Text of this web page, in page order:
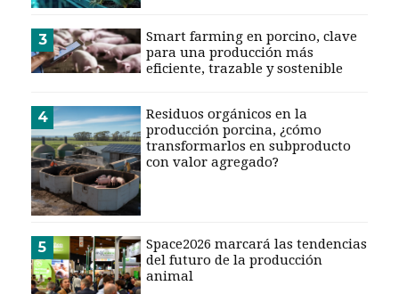
EVENTOS Y
CAPACITACIONES
DIRECTORIO
MEDIA KIT
TEMAS DESTACADOS
AVICULTURA
PRODUCCIÓN
POLLO
AVIGE
3
Smart farming en porcino, clave
para una producción más
eficiente, trazable y sostenible
4
Residuos orgánicos en la
producción porcina, ¿cómo
transformarlos en subproducto
con valor agregado?
5
Space2026 marcará las tendencias
del futuro de la producción
animal